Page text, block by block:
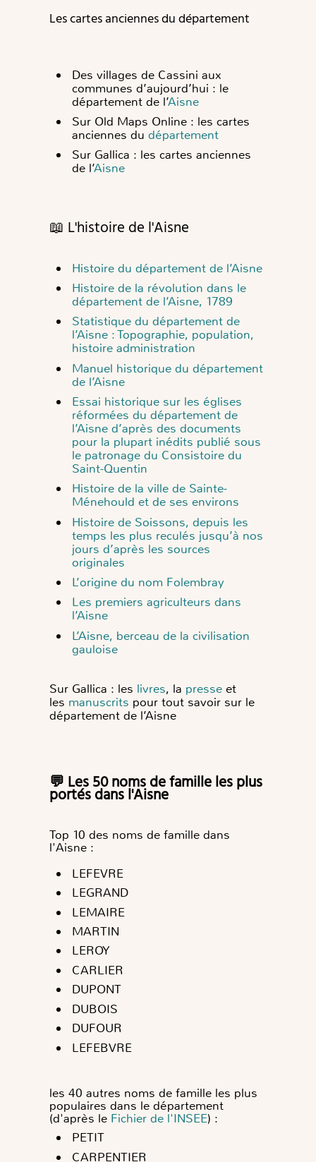
Les cartes anciennes du département
Des villages de Cassini aux
communes d’aujourd’hui : le
département de l’Aisne
Sur Old Maps Online : les cartes
anciennes dudépartement
Sur Gallica : les cartes anciennes
de l’Aisne
📖 L'histoire de l'Aisne
Histoire du département de l’Aisne
Histoire de la révolution dans le
département de l’Aisne, 1789
Statistique du département de
l’Aisne : Topographie, population,
histoire administration
Manuel historique du département
de l’Aisne
Essai historique sur les églises
réformées du département de
l’Aisne d’après des documents
pour la plupart inédits publié sous
le patronage du Consistoire du
Saint-Quentin
Histoire de la ville de Sainte-
Ménehould et de ses environs
Histoire de Soissons, depuis les
temps les plus reculés jusqu’à nos
jours d’après les sources
originales
L’origine du nom Folembray
Les premiers agriculteurs dans
l’Aisne
L’Aisne, berceau de la civilisation
gauloise
Sur Gallica : les livres, la presse et
les manuscrits pour tout savoir sur le
département de l’Aisne
💬 Les 50 noms de famille les plus
portés dans l'Aisne
Top 10 des noms de famille dans
l'Aisne :
LEFEVRE
LEGRAND
LEMAIRE
MARTIN
LEROY
CARLIER
DUPONT
DUBOIS
DUFOUR
LEFEBVRE
les 40 autres noms de famille les plus
populaires dans le département
(d'après le Fichier de l'INSEE) :
PETIT
CARPENTIER